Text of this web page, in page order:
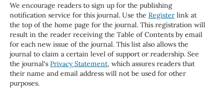
We encourage readers to sign up for the publishing
notification service for this journal. Use the Registerlink at
the top of the home page for the journal. This registration will
result in the reader receiving the Table of Contents by email
for each new issue of the journal. This list also allows the
journal to claim a certain level of support or readership. See
the journal's Privacy Statement, which assures readers that
their name and email address will not be used for other
purposes.